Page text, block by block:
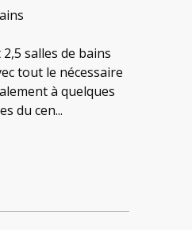
salles de bains
tout le nécessaire
à quelques
du cen...